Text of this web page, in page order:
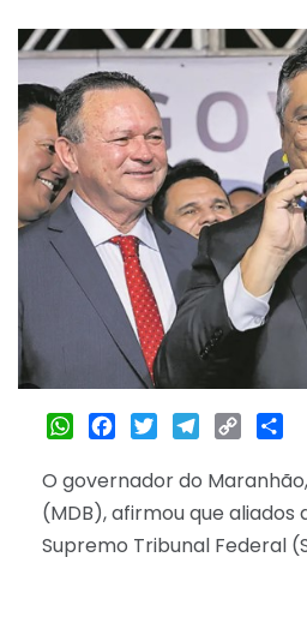
WhatsAppFacebook
Twitter Telegram
Copy
O governador do
(MDB), afirmou que aliados
Supremo Tribunal Federal